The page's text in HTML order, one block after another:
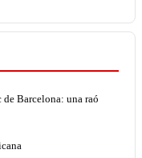
de Barcelona: una raó